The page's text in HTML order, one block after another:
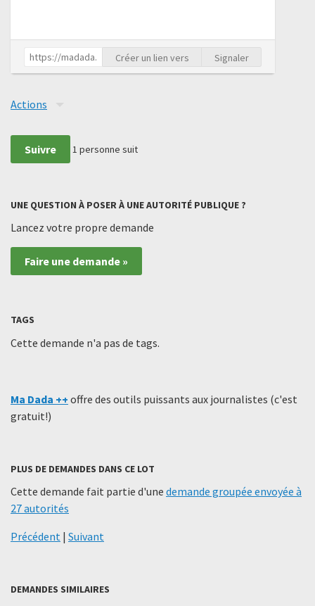
Créer un lien vers Signaler
Actions
Suivre 1 personne suit
UNE QUESTION À POSER À UNE AUTORITÉ PUBLIQUE ?
Lancez votre propre demande
Faire une demande »
TAGS
Cette demande n'a pas de tags.
Ma Dada ++ offre des outils puissants aux journalistes (c'est
gratuit!)
PLUS DE DEMANDES DANS CE LOT
Cette demande fait partie d'une demande groupée envoyée à
27 autorités
Précédent | Suivant
DEMANDES SIMILAIRES